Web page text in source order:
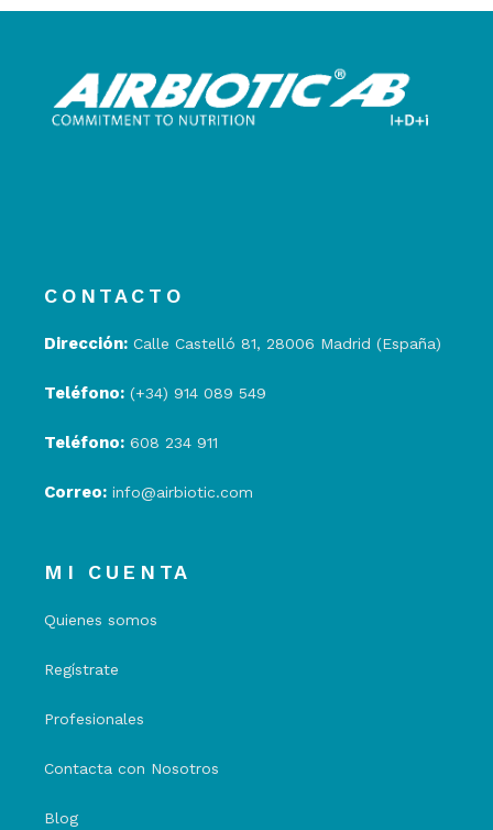
CONTACTO
Dirección: Calle Castelló 81, 28006 Madrid (España)
Teléfono: (+34) 914 089 549
Teléfono: 608 234 911
Correo: info@airbiotic.com
MI CUENTA
Quienes somos
Regístrate
Profesionales
Contacta con Nosotros
Blog